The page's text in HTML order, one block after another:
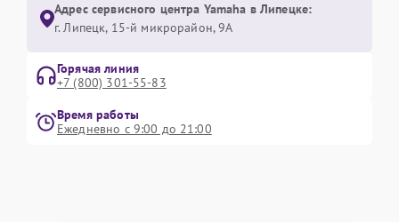
Адрес сервисного центра Yamaha в Липецке:
г. Липецк, 15-й микрорайон, 9А
Горячая линия
+7 (800) 301-55-83
Время работы
Ежедневно с 9:00 до 21:00